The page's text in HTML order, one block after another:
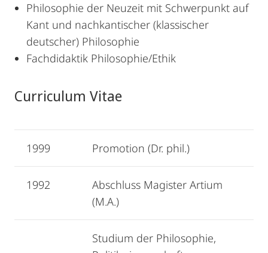
Philosophie der Neuzeit mit Schwerpunkt auf
Kant und nachkantischer (klassischer
deutscher) Philosophie
Fachdidaktik Philosophie/Ethik
Curriculum Vitae
1999 Promotion (Dr. phil.)
1992
Abschluss Magister Artium
(M.A.)
Studium der Philosophie,